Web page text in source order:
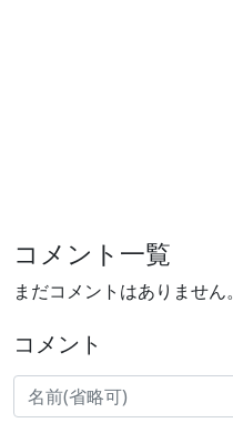
コメント一覧
まだコメントはありません。
コメント